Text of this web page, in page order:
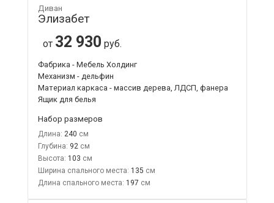
Диван
Элизабет
от 32 930 руб.
Фабрика - Мебель Холдинг
Механизм - дельфин
Материал каркаса - массив дерева, ЛДСП, фанера
Ящик для белья
Набор размеров
Длина: 240
Глубина: 92
Высота: 103
Ширина спального места: 135
Длина спального места: 197